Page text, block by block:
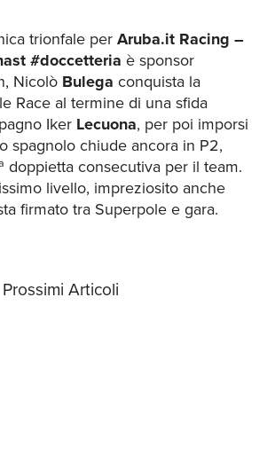
trionfale per Aruba.it Racing –
#doccetteria è sponsor
Nicolò Bulega conquista la
Race al termine di una sfida
Iker Lecuona, per poi imporsi
spagnolo chiude ancora in P2,
doppietta consecutiva per il team.
livello, impreziosito anche
firmato tra Superpole e gara.
Prossimi Articoli